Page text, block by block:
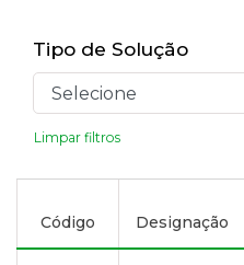
Tipo de Solução
Limpar filtros
Código Designação